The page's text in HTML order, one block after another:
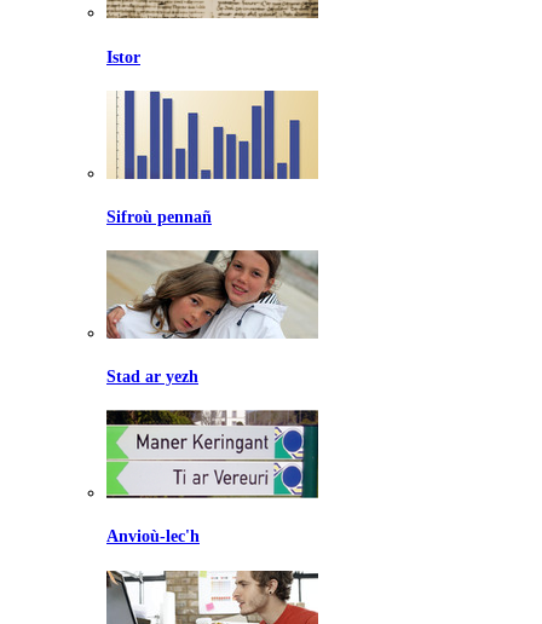
Istor
Sifroù pennañ
Stad ar yezh
Anvioù-lec'h